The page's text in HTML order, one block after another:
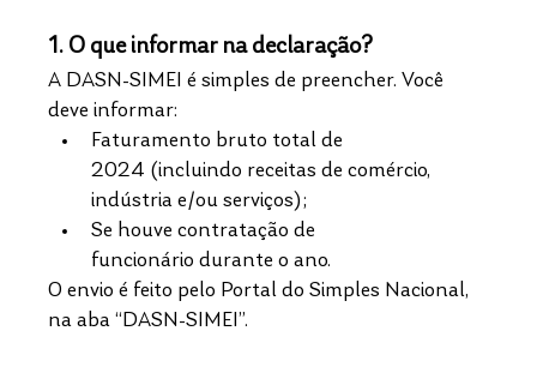
1. O que informar na declaração?
A DASN-SIMEI é simples de preencher. Você
deve informar:
Faturamento bruto total de
2024 (incluindo receitas de comércio,
indústria e/ou serviços);
Se houve contratação de
funcionário durante o ano.​
O envio é feito pelo Portal do Simples Nacional,
na aba “DASN-SIMEI”.​